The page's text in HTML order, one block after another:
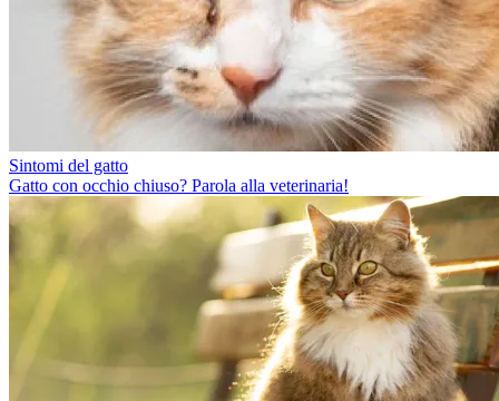
Sintomi del gatto
Gatto con occhio chiuso? Parola alla veterinaria!